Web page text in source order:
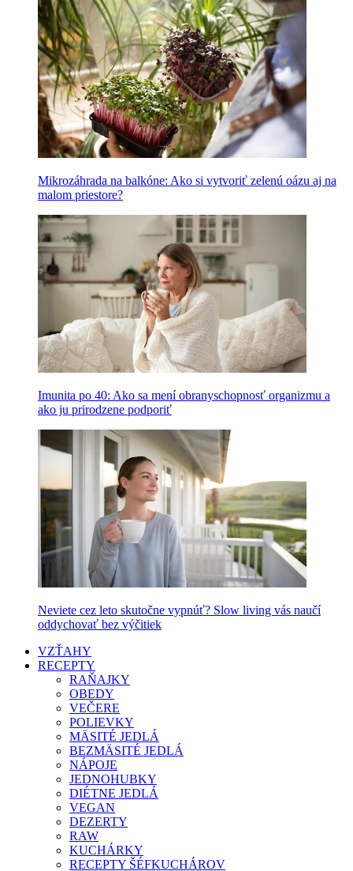
Mikrozáhrada na balkóne: Ako si vytvoriť zelenú oázu aj na
malom priestore?
Imunita po 40: Ako sa mení obranyschopnosť organizmu a
ako ju prirodzene podporiť
Neviete cez leto skutočne vypnúť? Slow living vás naučí
oddychovať bez výčitiek
VZŤAHY
RECEPTY
RAŇAJKY
OBEDY
VEČERE
POLIEVKY
MÄSITÉ JEDLÁ
BEZMÄSITÉ JEDLÁ
NÁPOJE
JEDNOHUBKY
DIÉTNE JEDLÁ
VEGAN
DEZERTY
RAW
KUCHÁRKY
RECEPTY ŠÉFKUCHÁROV